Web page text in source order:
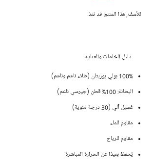
للأسف, هذا المنتج قد نفذ.
دليل الخامات والعناية
100% بولي يوريثان (طلاء ناعم وناعم)
البطانة: 100% قطن (جيرسي ناعم)
غسيل آلي (30 درجة مئوية)
مقاوم للماء
مقاوم للرياح
يُحفظ بعيدًا عن الحرارة المباشرة